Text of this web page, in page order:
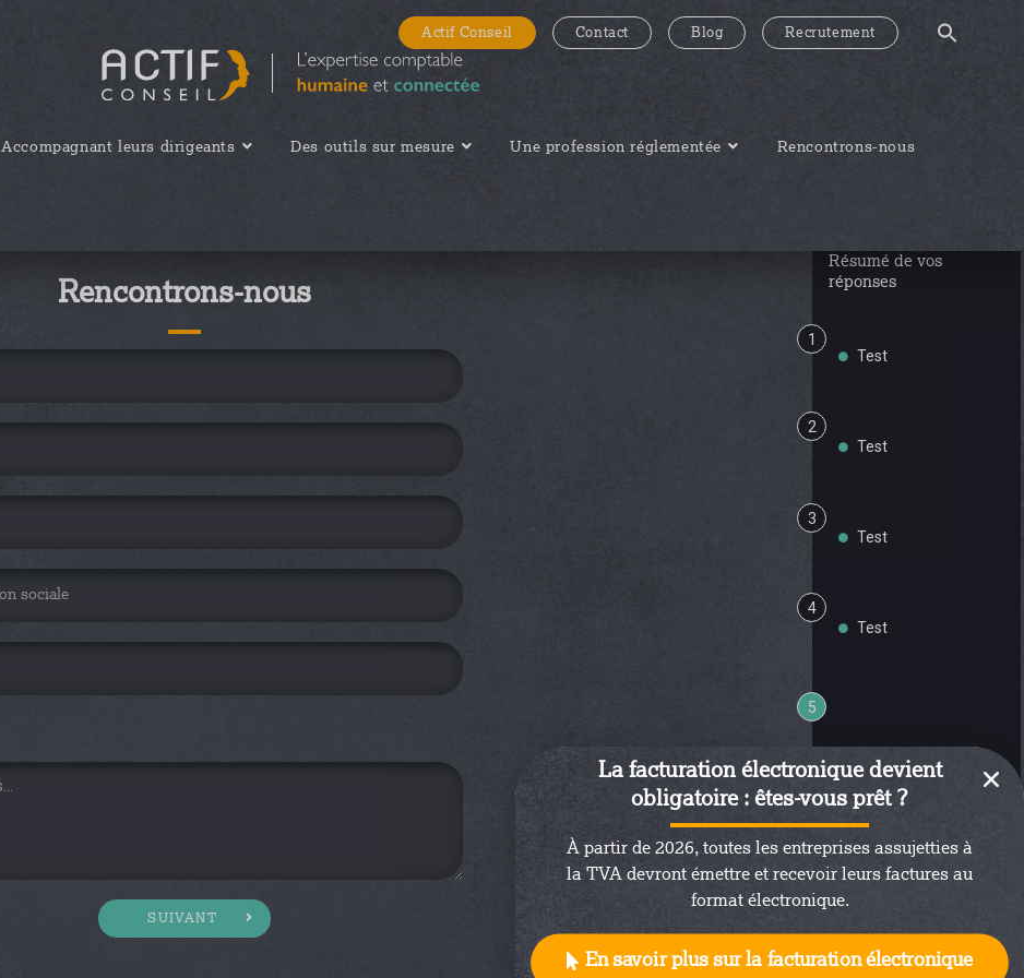
Actif Conseil Contact Blog Recrutement
Accompagnant leurs dirigeants Des outils sur mesure Une profession réglementée Rencontrons-nous
Rencontrons-nous
SUIVANT
Résumé de vos
réponses
Test
Test
Test
Test
1
2
3
4
5
6
La facturation électronique devient
obligatoire : êtes-vous prêt ?
À partir de 2026, toutes les entreprises assujetties à
la TVA devront émettre et recevoir leurs factures au
format électronique.
En savoir plus sur la facturation électronique